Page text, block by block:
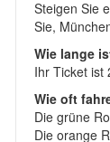
Steigen Sie
Sie,
Wie lange
Ihr Ticket ist
Wie oft
Die grüne
Die orange